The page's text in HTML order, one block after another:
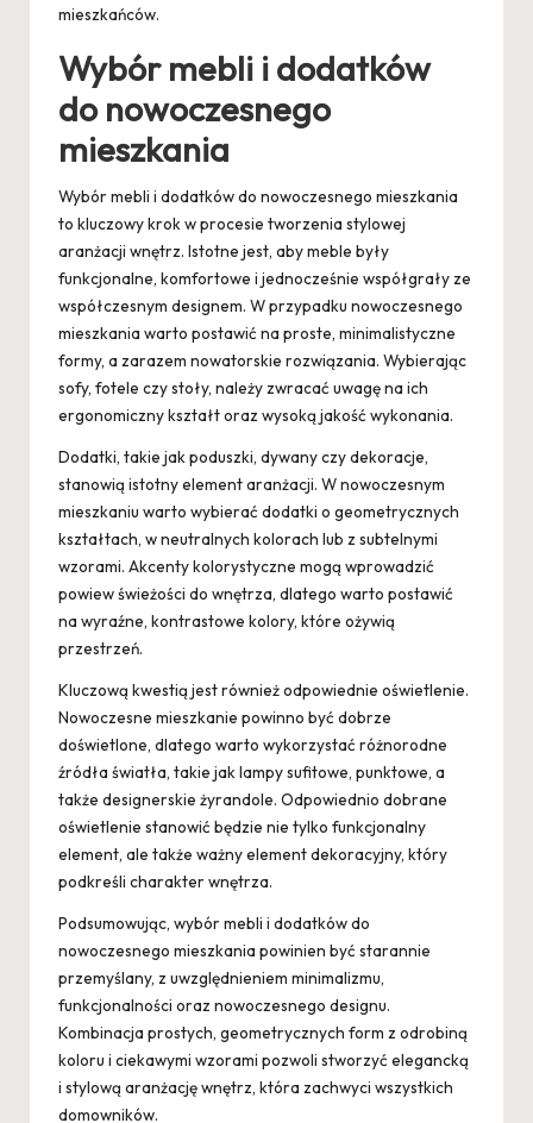
mieszkańców.
Wybór mebli i dodatków
do nowoczesnego
mieszkania
Wybór mebli i dodatków do nowoczesnego mieszkania
to kluczowy krok w procesie tworzenia stylowej
aranżacji wnętrz. Istotne jest, aby meble były
funkcjonalne, komfortowe i jednocześnie współgrały ze
współczesnym designem. W przypadku nowoczesnego
mieszkania warto postawić na proste, minimalistyczne
formy, a zarazem nowatorskie rozwiązania. Wybierając
sofy, fotele czy stoły, należy zwracać uwagę na ich
ergonomiczny kształt oraz wysoką jakość wykonania.
Dodatki, takie jak poduszki, dywany czy dekoracje,
stanowią istotny element aranżacji. W nowoczesnym
mieszkaniu warto wybierać dodatki o geometrycznych
kształtach, w neutralnych kolorach lub z subtelnymi
wzorami. Akcenty kolorystyczne mogą wprowadzić
powiew świeżości do wnętrza, dlatego warto postawić
na wyraźne, kontrastowe kolory, które ożywią
przestrzeń.
Kluczową kwestią jest również odpowiednie oświetlenie.
Nowoczesne mieszkanie powinno być dobrze
doświetlone, dlatego warto wykorzystać różnorodne
źródła światła, takie jak lampy sufitowe, punktowe, a
także designerskie żyrandole. Odpowiednio dobrane
oświetlenie stanowić będzie nie tylko funkcjonalny
element, ale także ważny element dekoracyjny, który
podkreśli charakter wnętrza.
Podsumowując, wybór mebli i dodatków do
nowoczesnego mieszkania powinien być starannie
przemyślany, z uwzględnieniem minimalizmu,
funkcjonalności oraz nowoczesnego designu.
Kombinacja prostych, geometrycznych form z odrobiną
koloru i ciekawymi wzorami pozwoli stworzyć elegancką
i stylową aranżację wnętrz, która zachwyci wszystkich
domowników.